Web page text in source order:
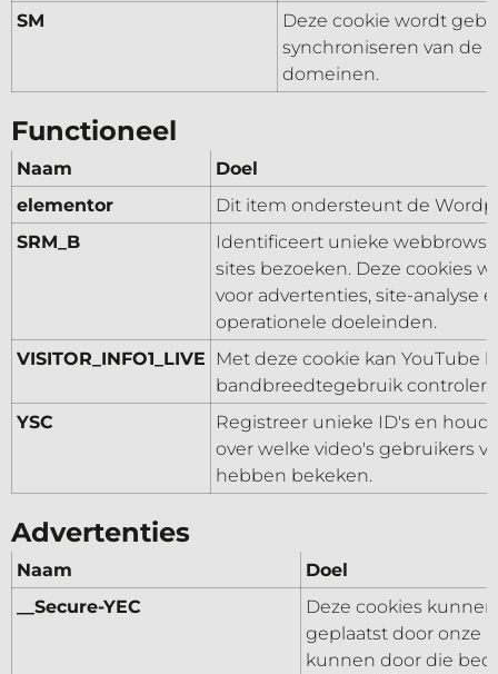
SM
Deze cookie wordt
synchroniseren van de
domeinen.
Functioneel
Naam
Doel
elementor
Dit item ondersteunt de
SRM_B
Identificeert unieke
sites bezoeken. Deze cookies
voor advertenties, site-analyse
operationele doeleinden.
VISITOR_INFO1_LIVE Met deze cookie kan YouTube
bandbreedtegebruik
YSC
Registreer unieke ID's en houd
over welke video's gebruikers
hebben bekeken.
Advertenties
Naam
Doel
__Secure-YEC
Deze cookies
geplaatst door onze
kunnen door die